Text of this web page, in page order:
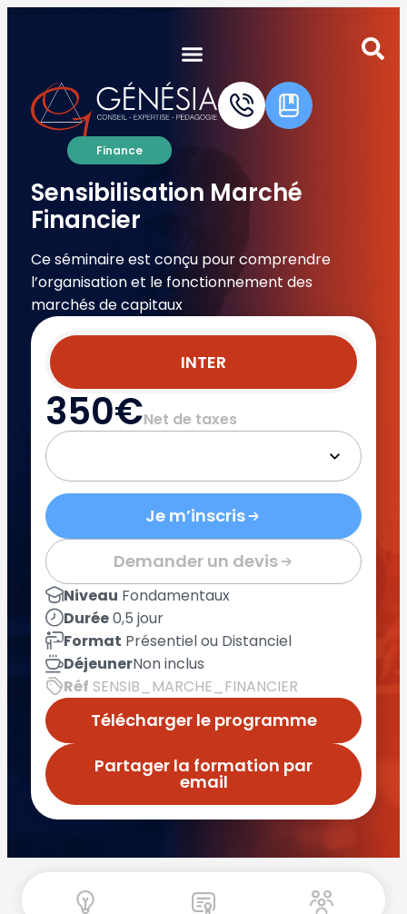
Finance
Sensibilisation Marché
Financier
Ce séminaire est conçu pour comprendre
l’organisation et le fonctionnement des
marchés de capitaux
INTER
350€Net de taxes
Je m’inscris
Demander un devis
Niveau Fondamentaux
Durée0,5 jour
Format Présentiel ou Distanciel
DéjeunerNon inclus
Réf SENSIB_MARCHE_FINANCIER
Télécharger le programme
Partager la formation par
email